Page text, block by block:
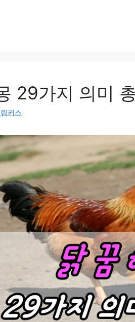
29가지 의미
링커스